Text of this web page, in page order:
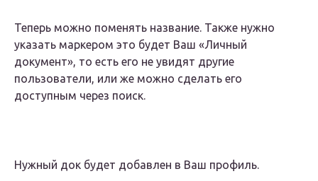
Теперь можно поменять название. Также нужно
указать маркером это будет Ваш «Личный
документ», то есть его не увидят другие
пользователи, или же можно сделать его
доступным через поиск.
Нужный док будет добавлен в Ваш профиль.